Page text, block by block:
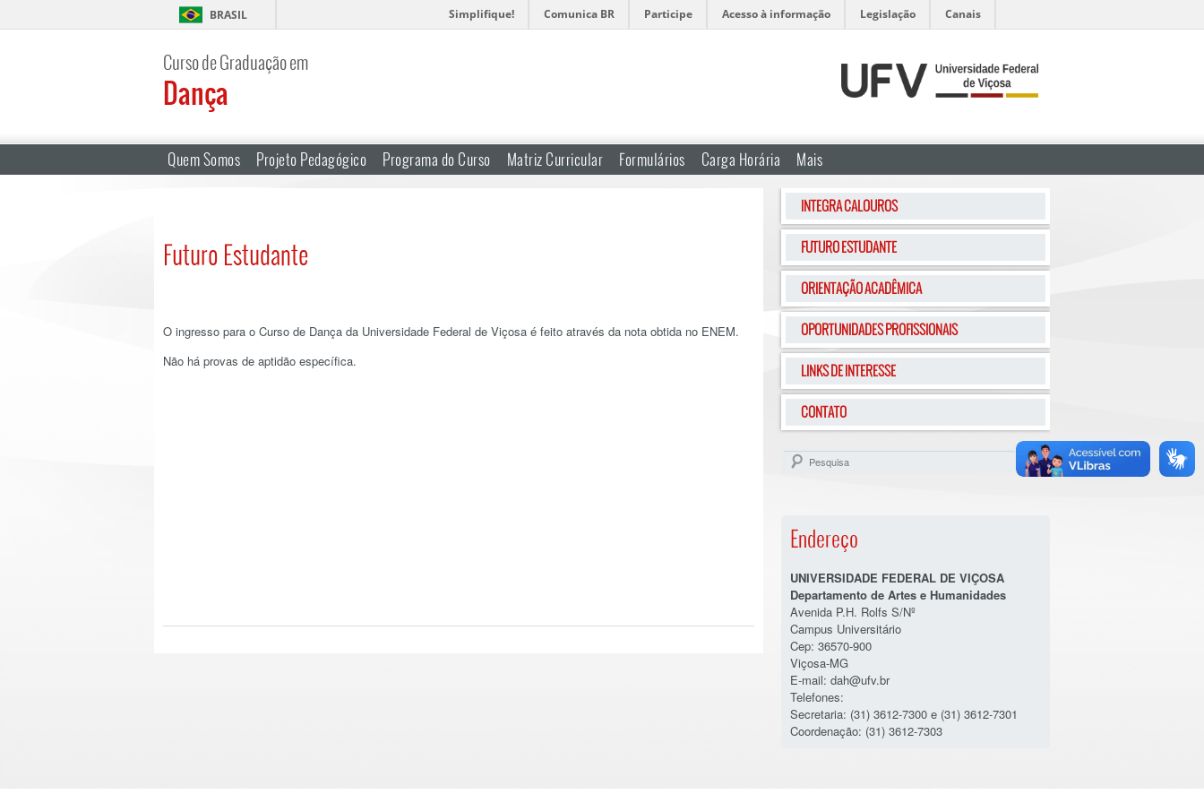
BRASIL Simplifique! Comunica BR Participe Acesso à informação Legislação Canais
Curso de Graduação em
Dança
Quem Somos Projeto Pedagógico Programa do Curso Matriz Curricular Formulários Carga Horária Mais
Futuro Estudante
O ingresso para o Curso de Dança da Universidade Federal de Viçosa é feito através da nota obtida no ENEM.
Não há provas de aptidão específica.
INTEGRA CALOUROS
FUTURO ESTUDANTE
ORIENTAÇÃO ACADÊMICA
OPORTUNIDADES PROFISSIONAIS
LINKS DE INTERESSE
CONTATO
Endereço
UNIVERSIDADE FEDERAL DE VIÇOSA
Departamento de Artes e Humanidades
Avenida P.H. Rolfs S/Nº
Campus Universitário
Cep: 36570-900
Viçosa-MG
E-mail: dah@ufv.br
Telefones:
Secretaria: (31) 3612-7300 e (31) 3612-7301
Coordenação: (31) 3612-7303